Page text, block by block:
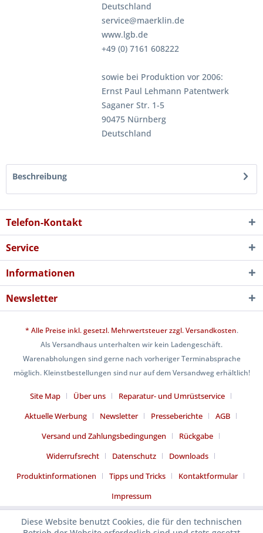
Deutschland
service@maerklin.de
www.lgb.de
+49 (0) 7161 608222
sowie bei Produktion vor 2006:
Ernst Paul Lehmann Patentwerk
Saganer Str. 1-5
90475 Nürnberg
Deutschland
Beschreibung
Telefon-Kontakt
Service
Informationen
Newsletter
* Alle Preise inkl. gesetzl. Mehrwertsteuer zzgl.Versandkosten.
Als Versandhaus unterhalten wir kein Ladengeschäft.
Warenabholungen sind gerne nach vorheriger Terminabsprache
möglich. Kleinstbestellungen sind nur auf dem Versandweg erhältlich!
Site Map Über uns
Reparatur- und Umrüstservice
Aktuelle Werbung
Newsletter Presseberichte
AGB
Versand und Zahlungsbedingungen
Rückgabe
Widerrufsrecht
Datenschutz
Downloads
Produktinformationen
Tipps und Tricks
Kontaktformular
Impressum
Diese Website benutzt Cookies, die für den technischen